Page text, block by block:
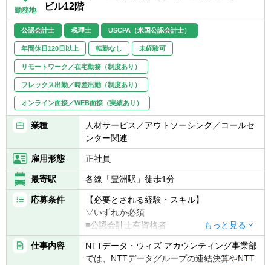
勤務地
ビル12階
公認会計士 税理士 USCPA（米国公認会計士）
年間休日120日以上 転勤なし 未経験可
リモートワーク／在宅勤務（制度あり）
フレックス出勤／時差出勤（制度あり）
オンライン面接／WEB面接（実績あり）
業種
人材サービス／アウトソーシング／コールセ
ンター関連
雇用形態 正社員
最寄駅 各線「豊洲駅」徒歩1分
応募条件
【必要とされる経験・スキル】
▽いずれか必須
■公認会計士有資格者
■USCPA（米国公認会計士）有資格者
■税理士有資格者
仕事内容
NTTデータ・ウィズ アカウンティング事業部
では、NTTデータグループの連結決算やNTT